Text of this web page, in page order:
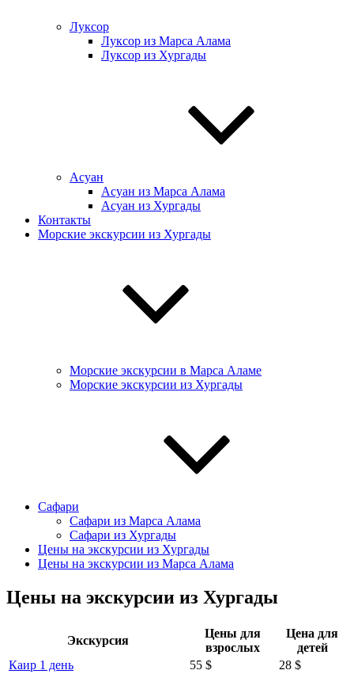
Луксор
Луксор из Марса Алама
Луксор из Хургады
Асуан
Асуан из Марса Алама
Асуан из Хургады
Контакты
Морские экскурсии из Хургады
Морские экскурсии в Марса Аламе
Морские экскурсии из Хургады
Сафари
Сафари из Марса Алама
Сафари из Хургады
Цены на экскурсии из Хургады
Цены на экскурсии из Марса Алама
Цены на экскурсии из Хургады
Экскурсия
Цены для
взрослых
Цена для
детей
Каир 1 день
55 $
28 $